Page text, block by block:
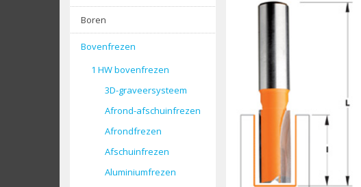
Boren
Bovenfrezen
1 HW bovenfrezen
3D-graveersysteem
Afrond-afschuinfrezen
Afrondfrezen
Afschuinfrezen
Aluminiumfrezen